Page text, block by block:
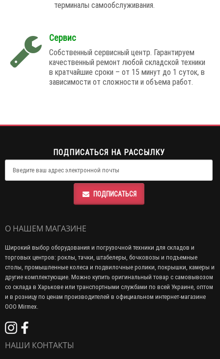
терминалы самообслуживания.
Сервис
Собственный сервисный центр. Гарантируем
качественный ремонт любой складской техники
в кратчайшие сроки – от 15 минут до 1 суток, в
зависимости от сложности и объема работ.
ПОДПИСАТЬСЯ НА РАССЫЛКУ
ПОДПИСАТЬСЯ
О НАШЕМ МАГАЗИНЕ
Широкий выбор оборудования и погрузочной техники для складов и
торговых центров: роклы, тачки, штабелеры, бочковозы и подъемные
столы, промышленные колеса и подвилочные ролики, покрышки, камеры и
другие комплектующие. Можно купить оригинальный товар с самовывозом
со склада в Харькове или транспортными службами по всей Украине, оптом
и в розницу по ценам производителей в официальном интернет-магазине
ООО Mirmex.
НАШИ КОНТАКТЫ